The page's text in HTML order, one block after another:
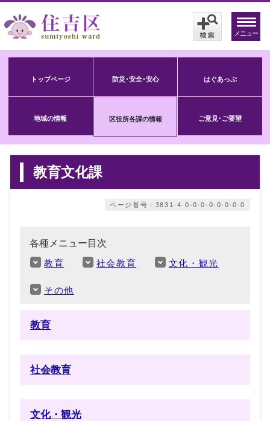
メニュー
トップページ 防災･安全･安心 はぐあっぷ
地域の情報 区役所各課の情報 ご意見･ご要望
教育文化課
ページ番号：3831-4-0-0-0-0-0-0-0-0
各種メニュー目次
教育 社会教育 文化・観光
その他
教育
社会教育
文化・観光